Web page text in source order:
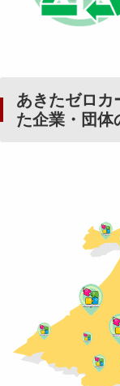
あきたゼロカ
た企業・団体